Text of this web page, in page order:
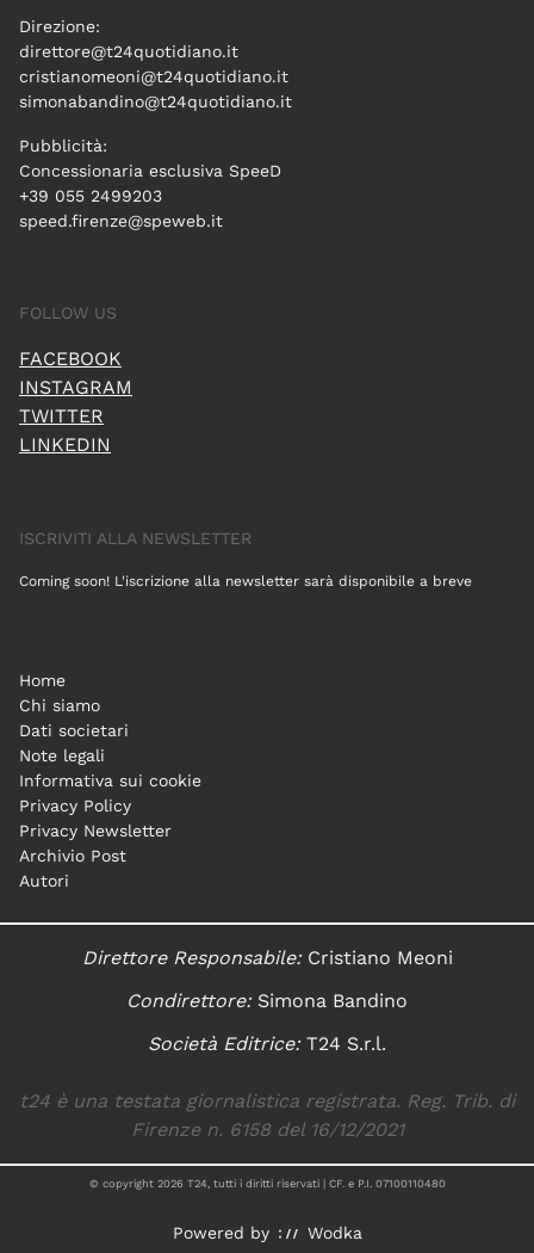
Direzione:
direttore@t24quotidiano.it
cristianomeoni@t24quotidiano.it
simonabandino@t24quotidiano.it
Pubblicità:
Concessionaria esclusiva SpeeD
+39 055 2499203
speed.firenze@speweb.it
FOLLOW US
FACEBOOK
INSTAGRAM
TWITTER
LINKEDIN
ISCRIVITI ALLA NEWSLETTER
Coming soon! L'iscrizione alla newsletter sarà disponibile a breve
Home
Chi siamo
Dati societari
Note legali
Informativa sui cookie
Privacy Policy
Privacy Newsletter
Archivio Post
Autori
Direttore Responsabile:Cristiano Meoni
Condirettore:Simona Bandino
Società Editrice:T24 S.r.l.
t24 è una testata giornalistica registrata. Reg. Trib. di
Firenze n. 6158 del 16/12/2021
© copyright 2026 T24, tutti i diritti riservati | CF. e P.I. 07100110480
Powered by Wodka